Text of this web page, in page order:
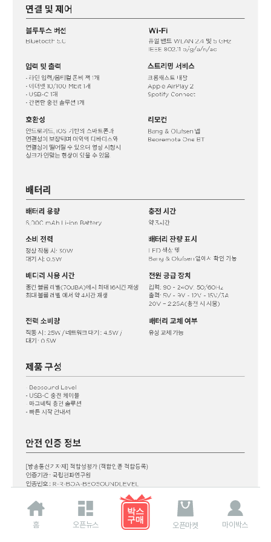
홈 오픈뉴스 오픈마켓 마이박스